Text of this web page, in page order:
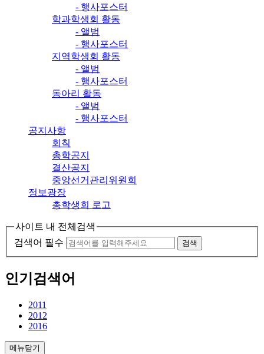
- 행사포스터
학과학생회 활동
- 앨범
- 행사포스터
지역학생회 활동
- 앨범
- 행사포스터
동아리 활동
- 앨범
- 행사포스터
공지사항
회칙
총학공지
결산공지
중앙선거관리위원회
정보광장
총학생회 로고
사이트 내 전체검색
검색어 필수
검색
인기검색어
2011
2012
2016
메뉴닫기